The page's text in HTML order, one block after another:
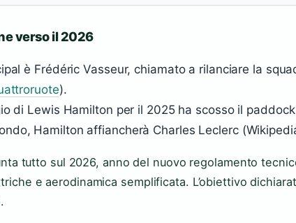
verso il 2026
è Frédéric Vasseur, chiamato a rilanciare la
).
di Lewis Hamilton per il 2025 ha scosso il
Hamilton affiancherà Charles Leclerc
tutto sul 2026, anno del nuovo regolamento
e aerodinamica semplificata. L’obiettivo